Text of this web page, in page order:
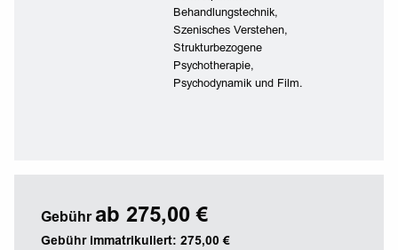
Behandlungstechnik,
Szenisches Verstehen,
Strukturbezogene
Psychotherapie,
Psychodynamik und Film.
Gebühr ab 275,00 €
Gebühr immatrikuliert: 275,00 €